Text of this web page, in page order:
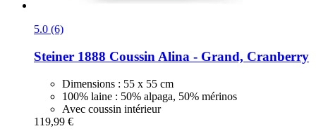
5.0 (6)
Steiner 1888 Coussin Alina -​ Grand, Cranberry
Dimensions : 55 x 55 cm
100% laine : 50% alpaga, 50% mérinos
Avec coussin intérieur
119,99 €